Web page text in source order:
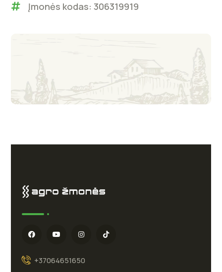
Įmonės kodas: 306319919
+37064651650